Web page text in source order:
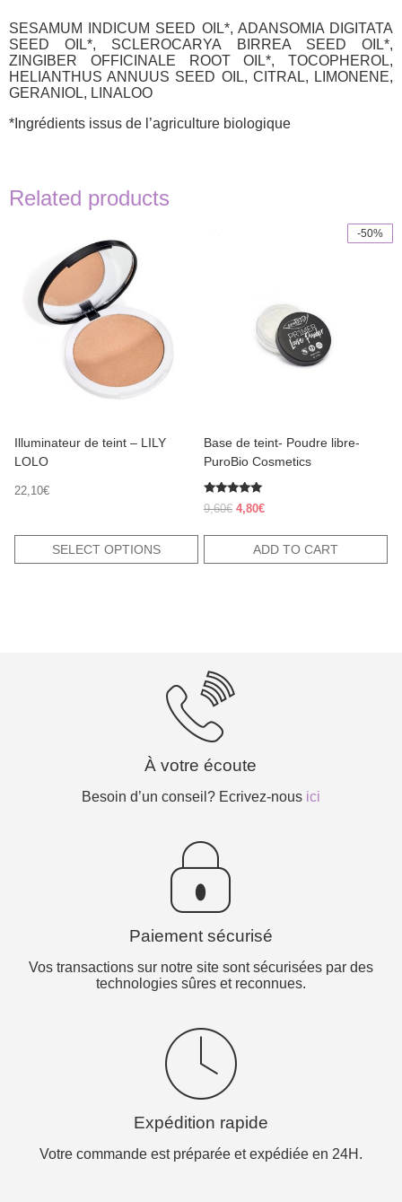
SESAMUM INDICUM SEED OIL*, ADANSOMIA DIGITATA
SEED OIL*, SCLEROCARYA BIRREA SEED OIL*,
ZINGIBER OFFICINALE ROOT OIL*, TOCOPHEROL,
HELIANTHUS ANNUUS SEED OIL, CITRAL, LIMONENE,
GERANIOL, LINALOO
*Ingrédients issus de l’agriculture biologique
Related products
Illuminateur de teint – LILY
LOLO
22,10€
SELECT OPTIONS
multiple
variants.
page
-50%
Base de teint- Poudre libre-
PuroBio Cosmetics
Rated
5.00
9,60€ Original
9,60€.
4,80€Current
4,80€.
ADD TO CART
À votre écoute
Besoin d’un conseil? Ecrivez-nous ici
Paiement sécurisé
Vos transactions sur notre site sont sécurisées par des
technologies sûres et reconnues.
Expédition rapide
Votre commande est préparée et expédiée en 24H.